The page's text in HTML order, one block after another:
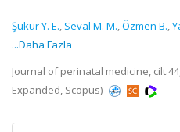
Şükür Y. E., Seval M. M.,Özmen B.,
...Daha Fazla
Journal of perinatal medicine,
Expanded, Scopus)